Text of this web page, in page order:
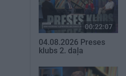
00:22:07
04.08.2026 Preses
klubs 2. daļa